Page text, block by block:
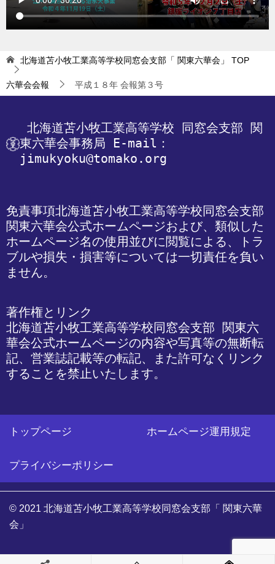
北海道苫小牧工業高等学校同窓会支部「 関東六華会」 TOP
六華会会報 平成１８年 会報第３号
北海道苫小牧工業高等学校 同窓会支部 関
東六華会事務局 E-mail：
jimukyoku@tomako.org
免責事項北海道苫小牧工業高等学校同窓会支部
関東六華会公式ホームページおよび、類似した
ホームページ名の使用並びに閲覧による、トラ
ブルや損失・損害等については一切責任を負い
ません。
著作権とリンク
北海道苫小牧工業高等学校同窓会支部 関東六
華会公式ホームページの内容や写真等の無断転
記、営業誌記載等の転記、また許可なくリンク
することを禁止いたします。
トップページ ホームページ運用規定
プライバシーポリシー
© 2021 北海道苫小牧工業高等学校同窓会支部「 関東六華
会」